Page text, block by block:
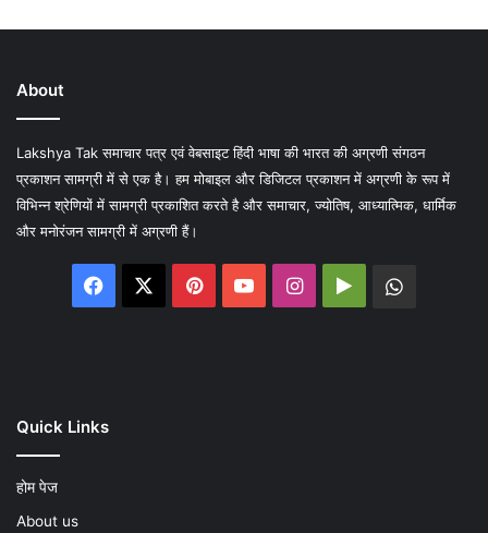
About
Lakshya Tak समाचार पत्र एवं वेबसाइट हिंदी भाषा की भारत की अग्रणी संगठन
प्रकाशन सामग्री में से एक है। हम मोबाइल और डिजिटल प्रकाशन में अग्रणी के रूप में
विभिन्न श्रेणियों में सामग्री प्रकाशित करते है और समाचार, ज्योतिष, आध्यात्मिक, धार्मिक
और मनोरंजन सामग्री में अग्रणी हैं।
Facebook PinterestYouTubeInstagram
Google
Quick Links
होम पेज
About us